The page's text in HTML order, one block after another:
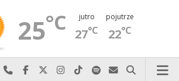
25°C jutro
27°C
pojutrze
22°C
Najlepiej po prostu do nas zadzwoń
Odwiedź nas na Facebook-u
Odwiedź nas na X
Odwiedź nas na Instagram-ie
Odwiedź nas na TikTok-u
Szukaj nas na Spotify
Wyślij do nas
Szukaj